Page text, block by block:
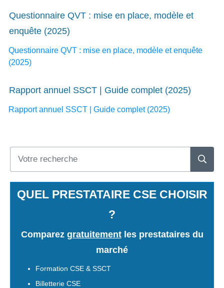
Questionnaire QVT : mise en place, modèle et
enquête (2025)
Questionnaire QVT : mise en place, modèle et enquête
(2025)
Rapport annuel SSCT | Guide complet (2025)
Rapport annuel SSCT | Guide complet (2025)
QUEL PRESTATAIRE CSE CHOISIR
?
Comparez gratuitementles prestataires du
marché
Formation CSE & SSCT
Billetterie CSE